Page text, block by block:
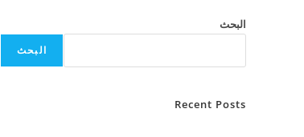
البحث
البحث
Recent Posts